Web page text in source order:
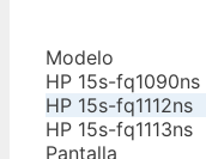
Modelo
HP 15s-fq1090ns
HP 15s-fq1112ns
HP 15s-fq1113ns
Pantalla